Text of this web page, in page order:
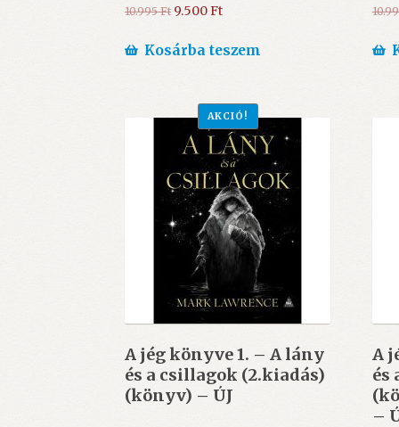
10.995Ft Original
was:
9.500FtCurrent
is:
Kosárba teszem
A jég könyve 1. – A lány
és a csillagok (2.kiadás)
(könyv) – ÚJ
AKCIÓ!
A
és
–